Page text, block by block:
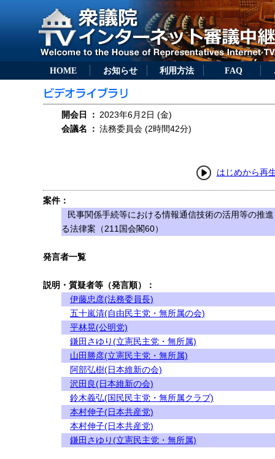
HOME お知らせ 利用方法 FAQ
開会日 ： 2023年6月2日 (金)
会議名
： 法務委員会 (2時間42分)
はじめから再
案件：
民事関係手続等における情報通信技術の活用等の推
る法律案（211国会閣60）
発言者一覧
説明・質疑者等（発言順）：
伊藤忠彦(法務委員長)
五十嵐清(自由民主党・無所属の会)
平林晃(公明党)
鎌田さゆり(立憲民主党・無所属)
山田勝彦(立憲民主党・無所属)
阿部弘樹(日本維新の会)
沢田良(日本維新の会)
鈴木義弘(国民民主党・無所属クラブ)
本村伸子(日本共産党)
本村伸子(日本共産党)
鎌田さゆり(立憲民主党・無所属)